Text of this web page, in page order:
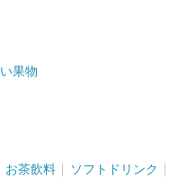
果物
お茶飲料 ソフトドリンク